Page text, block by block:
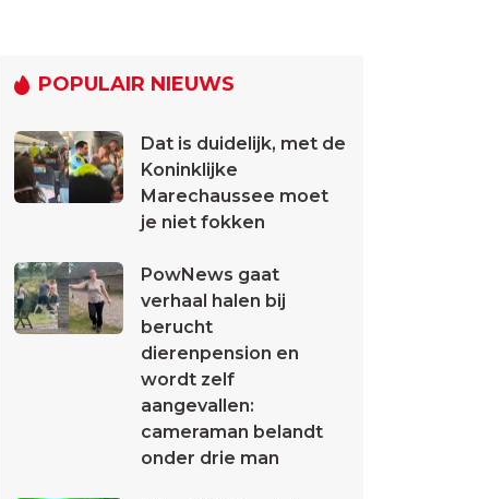
POPULAIR NIEUWS
Dat is duidelijk, met de
Koninklijke
Marechaussee moet
je niet fokken
PowNews gaat
verhaal halen bij
berucht
dierenpension en
wordt zelf
aangevallen:
cameraman belandt
onder drie man